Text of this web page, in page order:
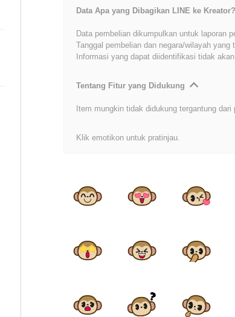
Data Apa yang Dibagikan LINE ke Kreator?
Data pembelian dikumpulkan untuk laporan
Tanggal pembelian dan negara/wilayah
Informasi yang dapat diidentifikasi tidak
Tentang Fitur yang Didukung
Item mungkin tidak didukung tergantung
Klik emotikon untuk pratinjau.